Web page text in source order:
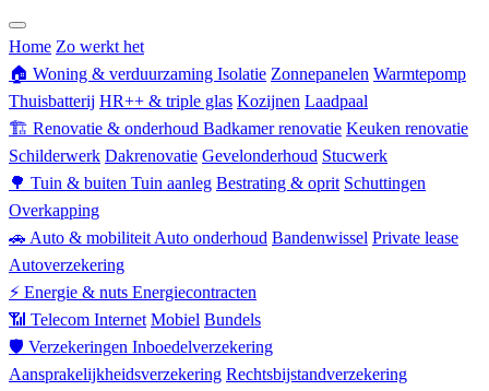
Home Zo werkt het
🏠 Woning & verduurzaming Isolatie Zonnepanelen Warmtepomp
Thuisbatterij HR++ & triple glas Kozijnen Laadpaal
🏗 Renovatie & onderhoud Badkamer renovatie Keuken renovatie
Schilderwerk Dakrenovatie Gevelonderhoud Stucwerk
🌳 Tuin & buiten Tuin aanleg Bestrating & oprit Schuttingen
Overkapping
🚗 Auto & mobiliteit Auto onderhoud Bandenwissel Private lease
Autoverzekering
⚡ Energie & nuts Energiecontracten
📶 Telecom Internet Mobiel Bundels
🛡 Verzekeringen Inboedelverzekering
Aansprakelijkheidsverzekering Rechtsbijstandverzekering